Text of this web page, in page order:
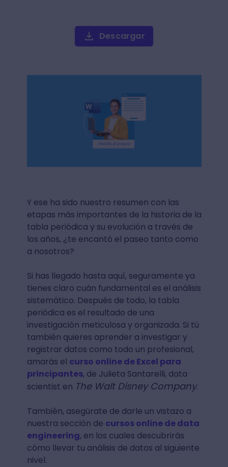
Descargar
Y ese ha sido nuestro resumen con las
etapas más importantes de la historia de la
tabla periódica y su evolución a través de
los años, ¿te encantó el paseo tanto como
a nosotros?
Si has llegado hasta aquí, seguramente ya
tienes claro cuán fundamental es el análisis
sistemático. Después de todo, la tabla
periódica es el resultado de una
investigación meticulosa y organizada. Si tú
también quieres aprender a investigar y
registrar datos como todo un profesional,
amarás el curso online de Excel para
principantes, de Julieta Santarelli, data
scientist en The Walt Disney Company.
También, asegúrate de darle un vistazo a
nuestra sección de cursos online de data
engineering, en los cuales descubrirás
cómo llevar tu análisis de datos al siguiente
nivel.